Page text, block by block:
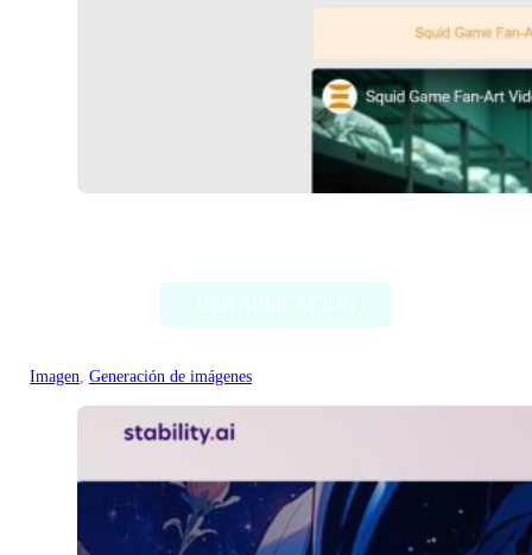
Imagen, Generación de imágenes